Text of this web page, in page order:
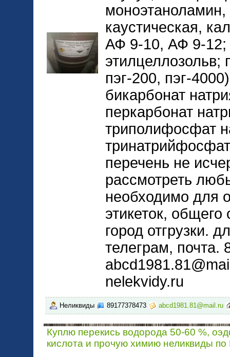
каустическая,
АФ 9-10, АФ 9-12;
этилцеллозольв;
пэг-200, пэг-
бикарбонат
перкарбонат
триполифосфат
перечень не
рассмотреть
необходимо для
этикеток,
город отгрузки.
телеграм, почта.
nelekvidy.ru
Неликвиды 89177378473 abcd1981.81@mail.ru
Куплю перекись водорода 50-60 %,
кислота и прочую химию неликвиды